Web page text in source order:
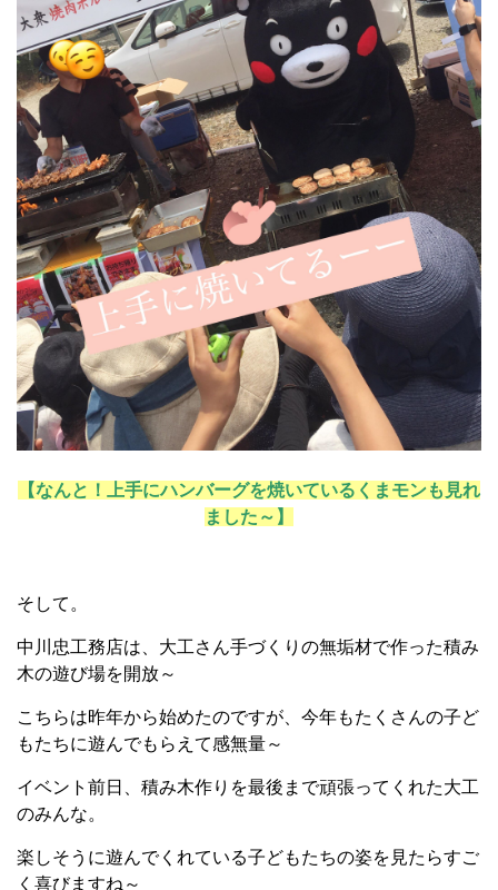
【なんと！上手にハンバーグを焼いているくまモンも見れ
ました～】
そして。
中川忠工務店は、大工さん手づくりの無垢材で作った積み
木の遊び場を開放～
こちらは昨年から始めたのですが、今年もたくさんの子ど
もたちに遊んでもらえて感無量～
イベント前日、積み木作りを最後まで頑張ってくれた大工
のみんな。
楽しそうに遊んでくれている子どもたちの姿を見たらすご
く喜びますね～